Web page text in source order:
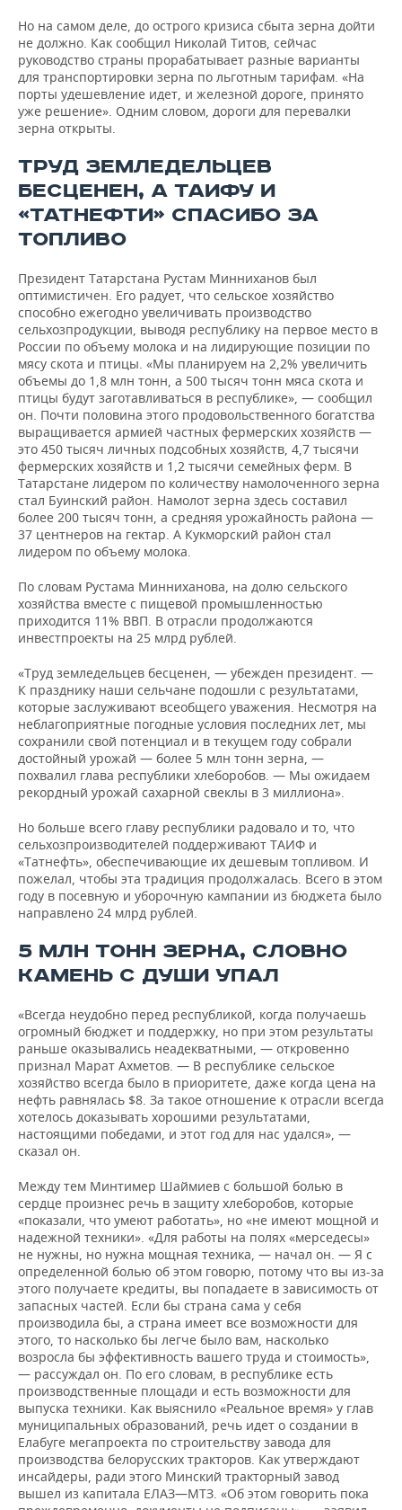
Но на самом деле, до острого кризиса сбыта зерна дойти
не должно. Как сообщил Николай Титов, сейчас
руководство страны прорабатывает разные варианты
для транспортировки зерна по льготным тарифам. «На
порты удешевление идет, и железной дороге, принято
уже решение». Одним словом, дороги для перевалки
зерна открыты.
ТРУД ЗЕМЛЕДЕЛЬЦЕВ
БЕСЦЕНЕН, А ТАИФУ И
«ТАТНЕФТИ» СПАСИБО ЗА
ТОПЛИВО
Президент Татарстана Рустам Минниханов был
оптимистичен. Его радует, что сельское хозяйство
способно ежегодно увеличивать производство
сельхозпродукции, выводя республику на первое место в
России по объему молока и на лидирующие позиции по
мясу скота и птицы. «Мы планируем на 2,2% увеличить
объемы до 1,8 млн тонн, а 500 тысяч тонн мяса скота и
птицы будут заготавливаться в республике», — сообщил
он. Почти половина этого продовольственного богатства
выращивается армией частных фермерских хозяйств —
это 450 тысяч личных подсобных хозяйств, 4,7 тысячи
фермерских хозяйств и 1,2 тысячи семейных ферм. В
Татарстане лидером по количеству намолоченного зерна
стал Буинский район. Намолот зерна здесь составил
более 200 тысяч тонн, а средняя урожайность района —
37 центнеров на гектар. А Кукморский район стал
лидером по объему молока.
По словам Рустама Минниханова, на долю сельского
хозяйства вместе с пищевой промышленностью
приходится 11% ВВП. В отрасли продолжаются
инвестпроекты на 25 млрд рублей.
«Труд земледельцев бесценен, — убежден президент. —
К празднику наши сельчане подошли с результатами,
которые заслуживают всеобщего уважения. Несмотря на
неблагоприятные погодные условия последних лет, мы
сохранили свой потенциал и в текущем году собрали
достойный урожай — более 5 млн тонн зерна, —
похвалил глава республики хлеборобов. — Мы ожидаем
рекордный урожай сахарной свеклы в 3 миллиона».
Но больше всего главу республики радовало и то, что
сельхозпроизводителей поддерживают ТАИФ и
«Татнефть», обеспечивающие их дешевым топливом. И
пожелал, чтобы эта традиция продолжалась. Всего в этом
году в посевную и уборочную кампании из бюджета было
направлено 24 млрд рублей.
5 МЛН ТОНН ЗЕРНА, СЛОВНО
КАМЕНЬ С ДУШИ УПАЛ
«Всегда неудобно перед республикой, когда получаешь
огромный бюджет и поддержку, но при этом результаты
раньше оказывались неадекватными, — откровенно
признал Марат Ахметов. — В республике сельское
хозяйство всегда было в приоритете, даже когда цена на
нефть равнялась $8. За такое отношение к отрасли всегда
хотелось доказывать хорошими результатами,
настоящими победами, и этот год для нас удался», —
сказал он.
Между тем Минтимер Шаймиев с большой болью в
сердце произнес речь в защиту хлеборобов, которые
«показали, что умеют работать», но «не имеют мощной и
надежной техники». «Для работы на полях «мерседесы»
не нужны, но нужна мощная техника, — начал он. — Я с
определенной болью об этом говорю, потому что вы из-за
этого получаете кредиты, вы попадаете в зависимость от
запасных частей. Если бы страна сама у себя
производила бы, а страна имеет все возможности для
этого, то насколько бы легче было вам, насколько
возросла бы эффективность вашего труда и стоимость»,
— рассуждал он. По его словам, в республике есть
производственные площади и есть возможности для
выпуска техники. Как выяснило «Реальное время» у глав
муниципальных образований, речь идет о создании в
Елабуге мегапроекта по строительству завода для
производства белорусских тракторов. Как утверждают
инсайдеры, ради этого Минский тракторный завод
вышел из капитала ЕЛАЗ—МТЗ. «Об этом говорить пока